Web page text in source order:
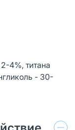
4%, титана
- 30-